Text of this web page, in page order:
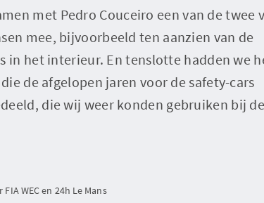
met Pedro Couceiro een van de twee
mee, bijvoorbeeld ten aanzien van de
in het interieur. En tenslotte hadden we
de afgelopen jaren voor de safety-cars
die wij weer konden gebruiken bij de
WEC en 24h Le Mans